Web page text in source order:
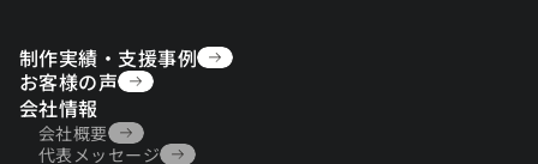
制作実績・支援事例
制作実績・支援事例
お客様の声
お客様の声
会社情報
会社概要
会社概要
代表メッセージ